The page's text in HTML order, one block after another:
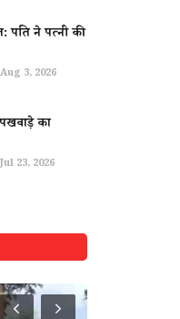
पति ने पत्नी की
Aug 3, 2026
का
Jul 23, 2026